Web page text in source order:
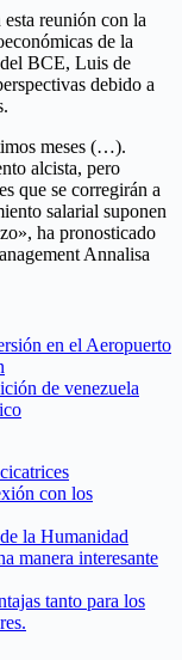
reunión con la
de la
del BCE, Luis de
debido a
meses (…).
alcista, pero
que se corregirán a
salarial suponen
ha pronosticado
Annalisa
en el Aeropuerto
de venezuela
con los
la Humanidad
manera interesante
tanto para los